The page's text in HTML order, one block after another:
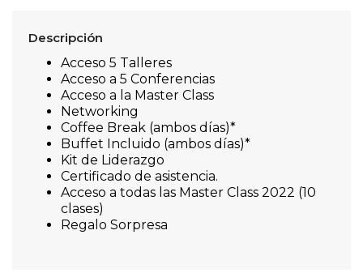
Descripción
Acceso 5 Talleres
Acceso a 5 Conferencias
Acceso a la Master Class
Networking
Coffee Break (ambos días)*
Buffet Incluido (ambos días)*
Kit de Liderazgo
Certificado de asistencia.
Acceso a todas las Master Class 2022 (10
clases)
Regalo Sorpresa